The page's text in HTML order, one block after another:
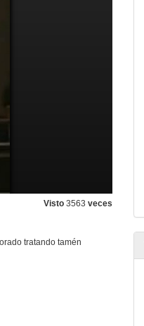
Visto 3563 veces
tratando tamén